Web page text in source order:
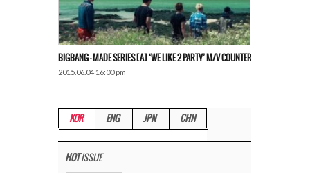
BIGBANG – MADE SERIES [A] ‘WE LIKE 2 PARTY’ M/V COUNTER
2015.06.04 16:00 pm
KOR ENG JPN CHN
HOTISSUE